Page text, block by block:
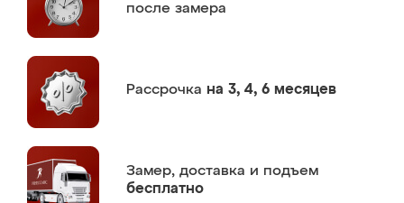
после замера
Рассрочка на 3, 4, 6 месяцев
Замер, доставка и подъем
бесплатно